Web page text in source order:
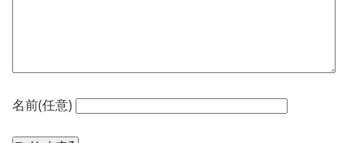
名前(任意)